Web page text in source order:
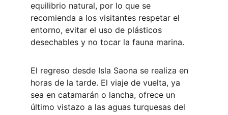
equilibrio natural, por lo que se
recomienda a los visitantes respetar el
entorno, evitar el uso de plásticos
desechables y no tocar la fauna marina.
El regreso desde Isla Saona se realiza en
horas de la tarde. El viaje de vuelta, ya
sea en catamarán o lancha, ofrece un
último vistazo a las aguas turquesas del